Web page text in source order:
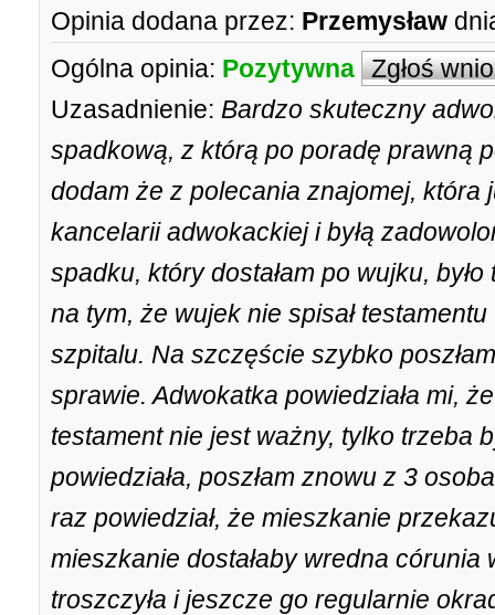
Opinia dodana przez: Przemysław
Ogólna opinia: Pozytywna Zgłoś
Uzasadnienie: Bardzo skuteczny
spadkową, z którą po poradę prawną
dodam że z polecania znajomej, która
kancelarii adwokackiej i byłą
spadku, który dostałam po wujku,
na tym, że wujek nie spisał
szpitalu. Na szczęście szybko
sprawie. Adwokatka powiedziała mi,
testament nie jest ważny, tylko trzeba
powiedziała, poszłam znowu z 3
raz powiedział, że mieszkanie
mieszkanie dostałaby wredna
troszczyła i jeszcze go regularnie